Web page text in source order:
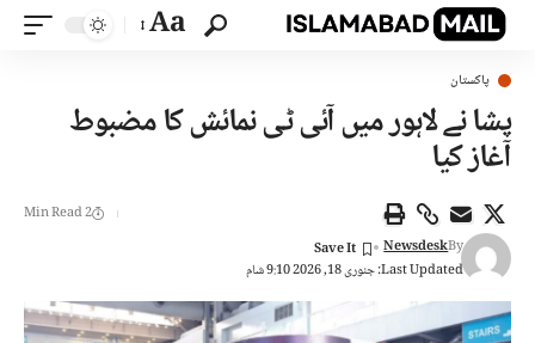
Aa
پاکستان
پشا نے لاہور میں آئی ٹی نمائش کا مضبوط
آغاز کیا
Last Updated: جنوری 18, 2026 9:10 شام
By
Newsdesk
2 Min Read